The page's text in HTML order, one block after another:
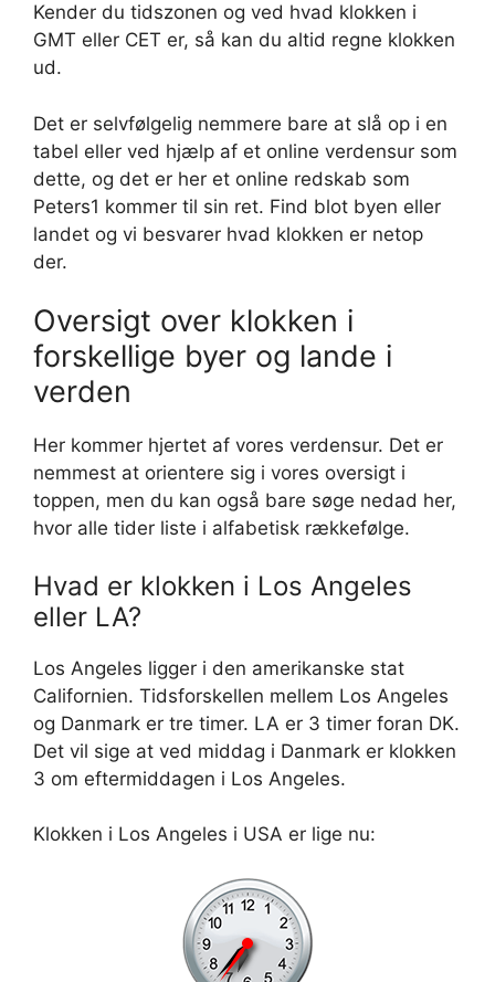
Kender du tidszonen og ved hvad klokken i
GMT eller CET er, så kan du altid regne klokken
ud.
Det er selvfølgelig nemmere bare at slå op i en
tabel eller ved hjælp af et online verdensur som
dette, og det er her et online redskab som
Peters1 kommer til sin ret. Find blot byen eller
landet og vi besvarer hvad klokken er netop
der.
Oversigt over klokken i
forskellige byer og lande i
verden
Her kommer hjertet af vores verdensur. Det er
nemmest at orientere sig i vores oversigt i
toppen, men du kan også bare søge nedad her,
hvor alle tider liste i alfabetisk rækkefølge.
Hvad er klokken i Los Angeles
eller LA?
Los Angeles ligger i den amerikanske stat
Californien. Tidsforskellen mellem Los Angeles
og Danmark er tre timer. LA er 3 timer foran DK.
Det vil sige at ved middag i Danmark er klokken
3 om eftermiddagen i Los Angeles.
Klokken i Los Angeles i USA er lige nu: